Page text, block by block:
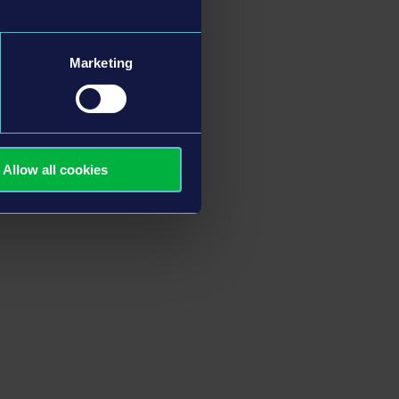
Marketing
Allow all cookies